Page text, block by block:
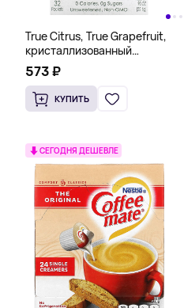
True Citrus, True Grapefruit,
кристаллизованный
грейпфрут, несладкий, 32
пакетика, 25,6 г (0,90 унции)
573 ₽
КУПИТЬ
СЕГОДНЯ ДЕШЕВЛЕ